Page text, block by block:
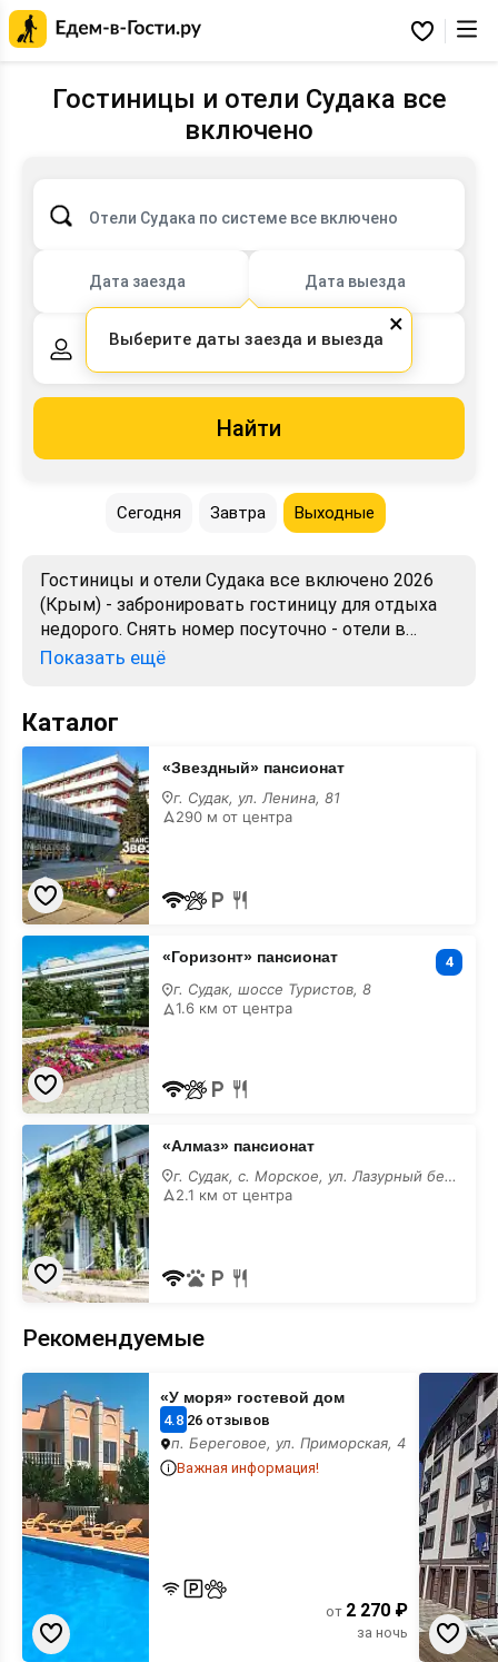
Избранное
Гостиницы и отели Судака все
включено
Отели Судака по системе все включено
Дата заезда Дата выезда
2 взрослых, 0 детей
Найти
Сегодня Завтра Выходные
Гостиницы и отели Судака все включено 2026
(Крым) - забронировать гостиницу для отдыха
недорого. Снять номер посуточно - отели в
Судаке. Лучшие цены, отзывы, фото, карта,
Показать ещё
Каталог
«Звездный»
пансионат
все
включено
«Звездный» пансионат
г. Судак, ул. Ленина, 81
290 м от центра
«Горизонт»
пансионат
все
включено
«Горизонт» пансионат 4
г. Судак, шоссе Туристов, 8
1.6 км от центра
«Алмаз»
пансионат
все
включено
«Алмаз» пансионат
г. Судак, с. Морское, ул. Лазурный берег, 4
2.1 км от центра
Рекомендуемые
«У
моря»
гостевой
дом
«У моря» гостевой дом
4.8 26 отзывов
п. Береговое, ул. Приморская, 4
Важная информация!
от 2 270 ₽
за ночь
(Под
Седлом)
гостевой
дом
×
Выберите даты заезда и выезда